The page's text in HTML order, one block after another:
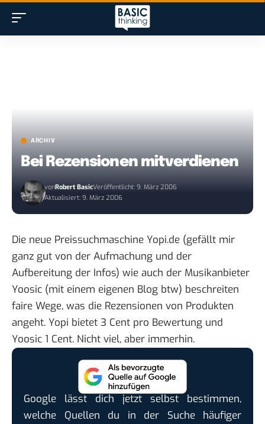
ARCHIV
Bei Rezensionen mitverdienen
vonRobert BasicVeröffentlicht: 9. März 2006
Aktualisiert: 9. März 2006
Die neue Preissuchmaschine Yopi.de (gefällt mir
ganz gut von der Aufmachung und der
Aufbereitung der Infos) wie auch der Musikanbieter
Yoosic (mit einem eigenen Blog btw) beschreiten
faire Wege, was die Rezensionen von Produkten
angeht. Yopi bietet 3 Cent pro Bewertung und
Yoosic 1 Cent. Nicht viel, aber immerhin.
Google lässt dich jetzt selbst bestimmen,
welche Quellen du in der Suche häufiger